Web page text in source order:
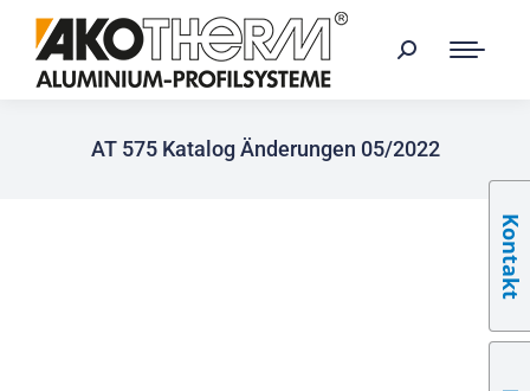
AT 575 Katalog Änderungen 05/2022
Kontakt